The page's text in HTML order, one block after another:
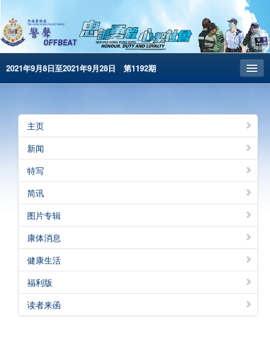
2021年9月8日至2021年9月28日 第1192期
昔日警声
警务处主页
繁體版
English
电子书版
警声特刊
主页
新闻
特写
简讯
图片专辑
康体消息
健康生活
福利版
读者来函